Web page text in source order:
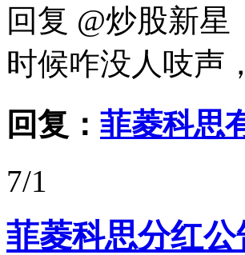
回复 @炒股新
时候咋没人吱声
回复： 菲菱科思
7/1
菲菱科思分红公